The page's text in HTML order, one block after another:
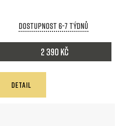
Dostupnost 6-7 týdnů
2 390 Kč
DETAIL